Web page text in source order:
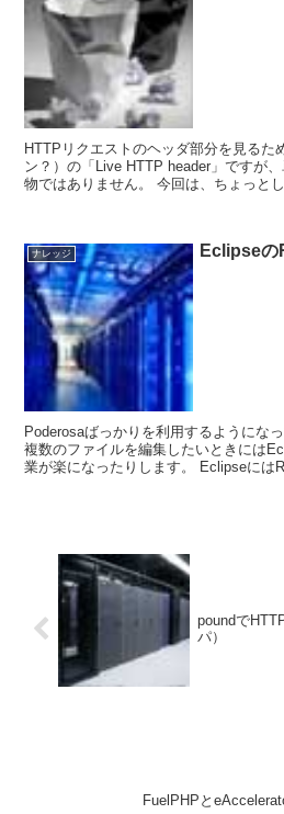
HTTPリクエストのヘッダ部分を見るた
ン？）の「Live HTTP header」ですが
物ではありません。 今回は、ちょっと
ナレッジ Eclipseの
Poderosaばっかりを利用するようにな
複数のファイルを編集したいときには
業が楽になったりします。 EclipseにはRSE（Remote System
poundで
パ）
FuelPHPと